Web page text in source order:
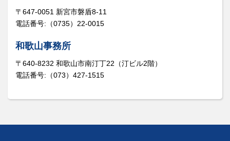
〒647-0051 新宮市磐盾8-11
電話番号:（0735）22-0015
和歌山事務所
〒640-8232 和歌山市南汀丁22（汀ビル2階）
電話番号:（073）427-1515